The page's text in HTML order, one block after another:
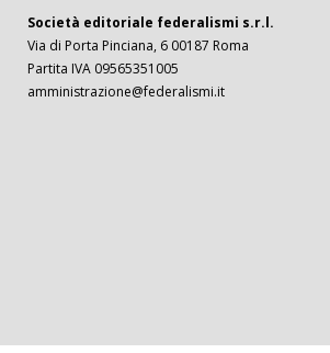
Società editoriale federalismi s.r.l.
Via di Porta Pinciana, 6 00187 Roma
Partita IVA 09565351005
amministrazione@federalismi.it